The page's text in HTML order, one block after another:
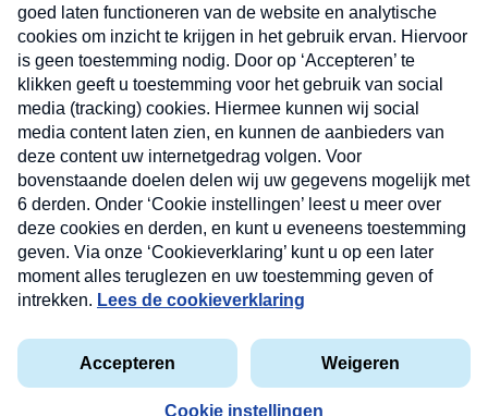
Verzend
Privacyverklaring
Cookieverklaring
Kwetsbaarheid melden
Copyright © 2026 MAX Vandaag - Omroep MAX
Nieuwsbrief
Neem hier een gratis abonnement op onze
nieuwsbrief. Elke vrijdag- en dinsdagochtend in uw